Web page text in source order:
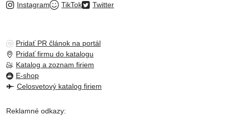
Instagram
TikTok Twitter
Pridať PR článok na portál
Pridať firmu do katalogu
Katalog a zoznam firiem
E-shop
Celosvetový katalog firiem
Reklamné odkazy: